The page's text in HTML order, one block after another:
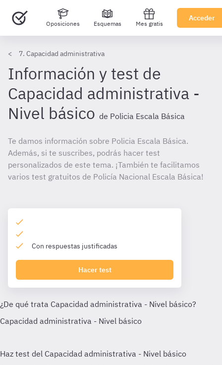
Oposiciones Esquemas Mes gratis
Acceder
7. Capacidad administrativa
Información y test de
Capacidad administrativa -
Nivel básico de Policia Escala Básica
Te damos información sobre Policia Escala Básica.
Además, si te suscribes, podrás hacer test
personalizados de este tema. ¡También te facilitamos
varios test gratuitos de Policía Nacional Escala Básica!
Con respuestas justificadas
Hacer test